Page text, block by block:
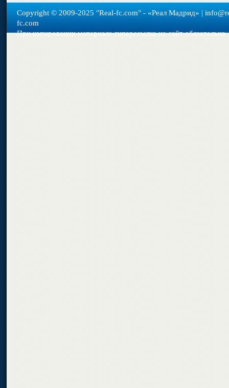
Copyright © 2009-2025 "Real-fс.com" - «Реал Мадрид» |
fc.com
При копировании материала гиперссылка на сайт обязательна